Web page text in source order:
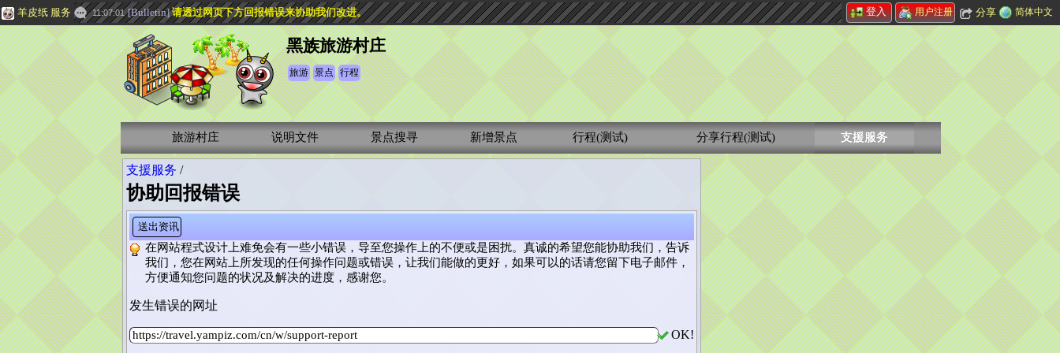
羊皮纸 服务 11:07:01 [Bulletin]请透过网页下方回报错误来协助我们改进。 登入 用户注册 分享 简体中文
黑族旅游村庄
旅游 景点 行程
旅游村庄 说明文件 景点搜寻 新增景点 行程(测试) 分享行程(测试) 支援服务
支援服务 /
协助回报错误
送出资讯
在网站程式设计上难免会有一些小错误，导至您操作上的不便或是困扰。真诚的希望您能协助我们，告诉
我们，您在网站上所发现的任何操作问题或错误，让我们能做的更好，如果可以的话请您留下电子邮件，
方便通知您问题的状况及解决的进度，感谢您。
发生错误的网址
OK!